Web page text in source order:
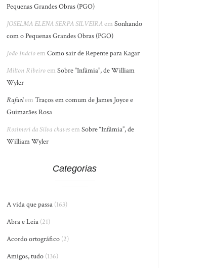
Pequenas Grandes Obras (PGO)
JOSELMA ELENA SERPA SILVEIRAemSonhando
com o Pequenas Grandes Obras (PGO)
João InácioemComo sair de Repente para Kagar
Milton RibeiroemSobre “Infâmia”, de William
Wyler
RafaelemTraços em comum de James Joyce e
Guimarães Rosa
Rosimeri da Silva chavesemSobre “Infâmia”, de
William Wyler
Categorias
A vida que passa (163)
Abra e Leia (21)
Acordo ortográfico (2)
Amigos, tudo (136)